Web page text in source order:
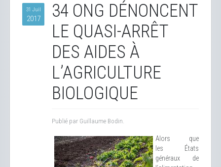
31 Juil
2017
34 ONG DÉNONCENT
LE QUASI-ARRÊT
DES AIDES À
L’AGRICULTURE
BIOLOGIQUE
Publié par Guillaume Bodin.
Alors que
les États
généraux de